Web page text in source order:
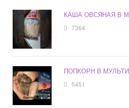
КАША ОВСЯНАЯ В
7364
ПОПКОРН В
5451